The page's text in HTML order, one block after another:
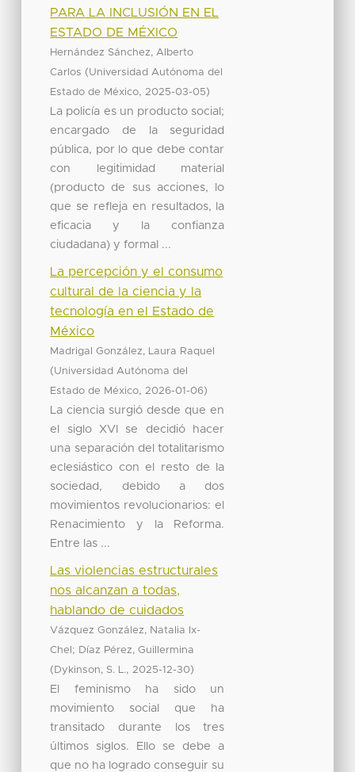
PARA LA INCLUSIÓN EN EL
ESTADO DE MÉXICO
Hernández Sánchez, Alberto
Carlos (Universidad Autónoma del
Estado de México, 2025-03-05)
La policía es un producto social;
encargado de la seguridad
pública, por lo que debe contar
con legitimidad material
(producto de sus acciones, lo
que se refleja en resultados, la
eficacia y la confianza
ciudadana) y formal ...
La percepción y el consumo
cultural de la ciencia y la
tecnología en el Estado de
México
Madrigal González, Laura Raquel
(Universidad Autónoma del
Estado de México, 2026-01-06)
La ciencia surgió desde que en
el siglo XVI se decidió hacer
una separación del totalitarismo
eclesiástico con el resto de la
sociedad, debido a dos
movimientos revolucionarios: el
Renacimiento y la Reforma.
Entre las ...
Las violencias estructurales
nos alcanzan a todas,
hablando de cuidados
Vázquez González, Natalia Ix-
Chel ; Díaz Pérez, Guillermina
( Dykinson, S. L., 2025-12-30)
El feminismo ha sido un
movimiento social que ha
transitado durante los tres
últimos siglos. Ello se debe a
que no ha logrado conseguir su